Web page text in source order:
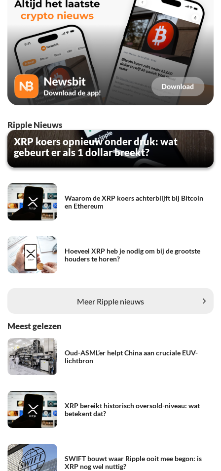
Ripple Nieuws
XRP koers opnieuw onder druk: wat
gebeurt er als 1 dollar breekt?
Waarom de XRP koers achterblijft bij Bitcoin
en Ethereum
Hoeveel XRP heb je nodig om bij de grootste
houders te horen?
Meer Ripple nieuws
Meest gelezen
Oud-ASML’er helpt China aan cruciale EUV-
lichtbron
XRP bereikt historisch oversold-niveau: wat
betekent dat?
SWIFT bouwt waar Ripple ooit mee begon: is
XRP nog wel nuttig?